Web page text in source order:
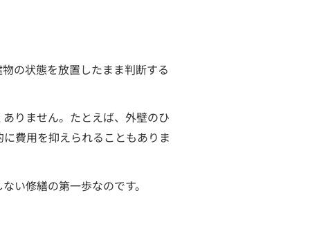
の状態を放置したまま判断する
りません。たとえば、外壁のひ
費用を抑えられることもありま
い修繕の第一歩なのです。